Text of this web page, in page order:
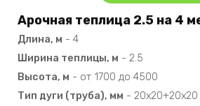
Арочная теплица 2.5 на 4
Длина, м - 4
Ширина теплицы, м - 2.5
Высота, м - от 1700 до 4500
Тип дуги (труба), мм -